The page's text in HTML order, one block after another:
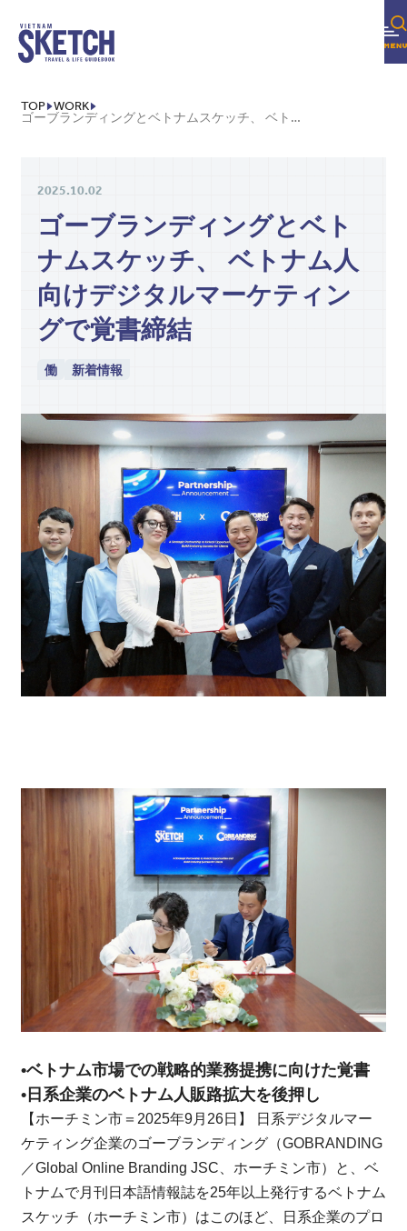
TOP WORK
ゴーブランディングとベトナムスケッチ、 ベトナム人向けデジタルマーケティングで覚書締結
2025.10.02
ゴーブランディングとベト
ナムスケッチ、 ベトナム人
向けデジタルマーケティン
グで覚書締結
働 新着情報
•ベトナム市場での戦略的業務提携に向けた覚書
•日系企業のベトナム人販路拡大を後押し
【ホーチミン市＝2025年9月26日】 日系デジタルマー
ケティング企業のゴーブランディング（GOBRANDING
／Global Online Branding JSC、ホーチミン市）と、ベ
トナムで月刊日本語情報誌を25年以上発行するベトナム
スケッチ（ホーチミン市）はこのほど、日系企業のプロ